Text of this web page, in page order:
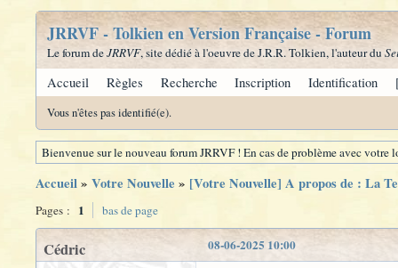
JRRVF - Tolkien en Version Française - Forum
Le forum deJRRVF, site dédié à l'oeuvre de J.R.R. Tolkien, l'auteur du
Accueil Règles Recherche Inscription Identification
Vous n'êtes pas identifié(e).
Bienvenue sur le nouveau forum JRRVF ! En cas de problème avec
Accueil» Votre Nouvelle » [Votre Nouvelle] A propos de : La
Pages : 1 bas de page
08-06-2025 10:00
Cédric